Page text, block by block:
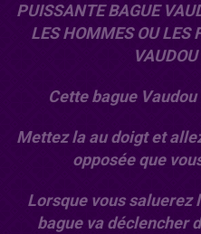
PUISSANTE BAGUE
LES HOMMES OU LES
Cette bague
Mettez la au doigt et
opposée que
Lorsque vous saluerez
bague va déclencher